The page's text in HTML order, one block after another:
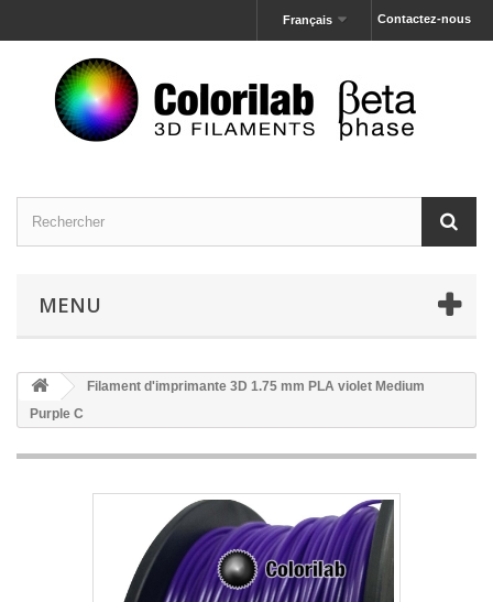
Contactez-nous
Français
MENU
Filament d'imprimante 3D 1.75 mm PLA violet Medium
Purple C